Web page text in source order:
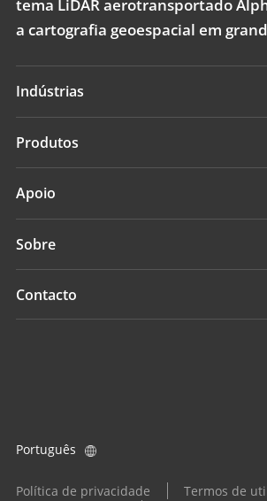
tema LiDAR aerotransportado
a cartografia geoespacial em
Indústrias
Geoespacial
Navegação
Produtos
Geoespacial
Navegação
Apoio
Apoio
Sobre
Visão geral
Investidores
Contacto
Política de privacidade
Termos de
Português